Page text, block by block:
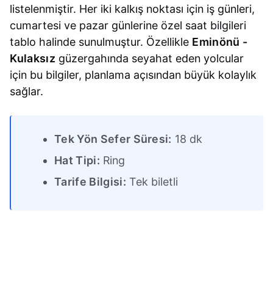
listelenmiştir. Her iki kalkış noktası için iş günleri,
cumartesi ve pazar günlerine özel saat bilgileri
tablo halinde sunulmuştur. Özellikle Eminönü -
Kulaksız güzergahında seyahat eden yolcular
için bu bilgiler, planlama açısından büyük kolaylık
sağlar.
Tek Yön Sefer Süresi: 18 dk
Hat Tipi: Ring
Tarife Bilgisi: Tek biletli